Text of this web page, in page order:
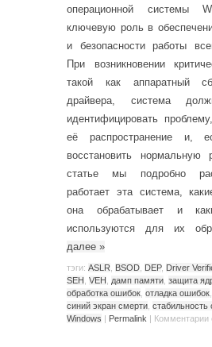
операционной системы
ключевую роль в
и безопасности работы
При возникновении
такой как аппаратный
драйвера, система
идентифицировать
её распространение и,
восстановить нормальную
статье мы подробно
работает эта система,
она обрабатывает и
используются для их
далее »
тэги: ASLR BSOD DEP, Driver
SEH VEH дамп памяти защита
обработка ошибок отладка ошибок
синий экран смерти
Windows | Permalink | Комментарии